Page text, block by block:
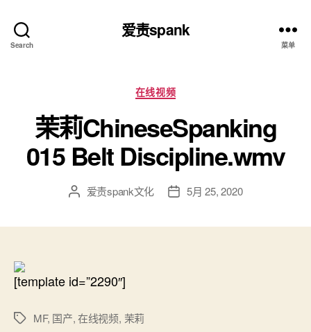
Search
爱责spank
菜单
分
类
在线视频
茉莉ChineseSpanking
015 Belt Discipline.wmv
文 爱责spank文化
发 5月 25, 2020
[template id=”2290″]
标
MF, 国产,在线视频, 茉莉